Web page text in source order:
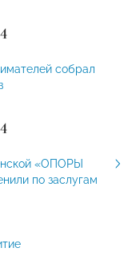
собрал
«ОПОРЫ
по заслугам